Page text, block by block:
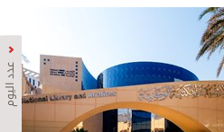
عدد اليوم